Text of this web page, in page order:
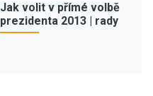
Jak volit v přímé volbě
prezidenta 2013 | rady